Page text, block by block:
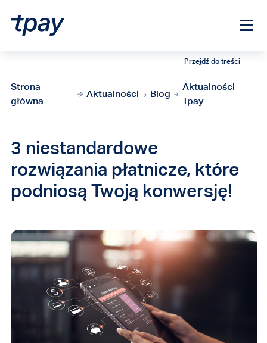
Przejdź do treści
Strona
główna
Aktualności Blog
Aktualności
Tpay
3 niestandardowe
rozwiązania płatnicze, które
podniosą Twoją konwersję!